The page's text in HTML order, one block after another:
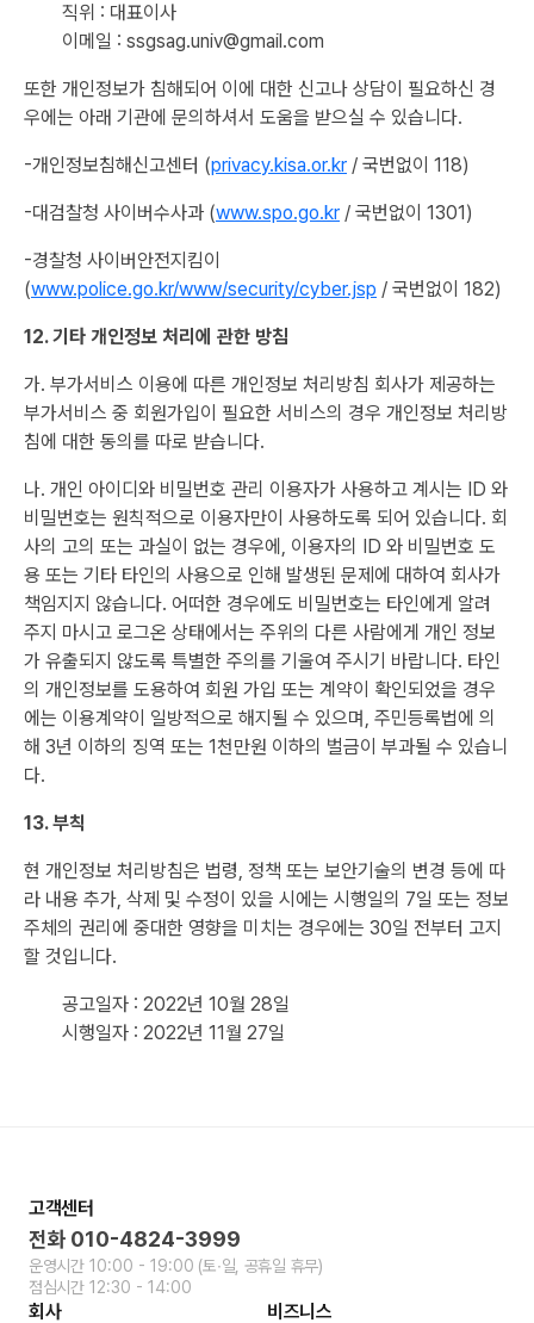
직위 : 대표이사
이메일 : ssgsag.univ@gmail.com
또한 개인정보가 침해되어 이에 대한 신고나 상담이 필요하신 경
우에는 아래 기관에 문의하셔서 도움을 받으실 수 있습니다.
-개인정보침해신고센터 (privacy.kisa.or.kr / 국번없이 118)
-대검찰청 사이버수사과 (www.spo.go.kr / 국번없이 1301)
-경찰청 사이버안전지킴이
(www.police.go.kr/www/security/cyber.jsp / 국번없이 182)
12. 기타 개인정보 처리에 관한 방침
가. 부가서비스 이용에 따른 개인정보 처리방침 회사가 제공하는
부가서비스 중 회원가입이 필요한 서비스의 경우 개인정보 처리방
침에 대한 동의를 따로 받습니다.
나. 개인 아이디와 비밀번호 관리 이용자가 사용하고 계시는 ID 와
비밀번호는 원칙적으로 이용자만이 사용하도록 되어 있습니다. 회
사의 고의 또는 과실이 없는 경우에, 이용자의 ID 와 비밀번호 도
용 또는 기타 타인의 사용으로 인해 발생된 문제에 대하여 회사가
책임지지 않습니다. 어떠한 경우에도 비밀번호는 타인에게 알려
주지 마시고 로그온 상태에서는 주위의 다른 사람에게 개인 정보
가 유출되지 않도록 특별한 주의를 기울여 주시기 바랍니다. 타인
의 개인정보를 도용하여 회원 가입 또는 계약이 확인되었을 경우
에는 이용계약이 일방적으로 해지될 수 있으며, 주민등록법에 의
해 3년 이하의 징역 또는 1천만원 이하의 벌금이 부과될 수 있습니
다.
13. 부칙
현 개인정보 처리방침은 법령, 정책 또는 보안기술의 변경 등에 따
라 내용 추가, 삭제 및 수정이 있을 시에는 시행일의 7일 또는 정보
주체의 권리에 중대한 영향을 미치는 경우에는 30일 전부터 고지
할 것입니다.
공고일자 : 2022년 10월 28일
시행일자 : 2022년 11월 27일
고객센터
전화 010-4824-3999
운영시간 10:00 - 19:00 (토∙일, 공휴일 휴무)
점심시간 12:30 - 14:00
회사 비즈니스